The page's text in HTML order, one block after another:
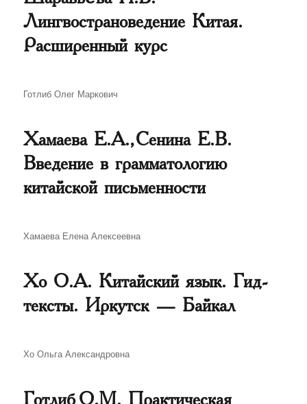
Лингвострановедение Китая.
Расширенный курс
Автор
Готлиб Олег Маркович
Хамаева Е.А., Сенина Е.В.
Введение в грамматологию
китайской письменности
Автор
Хамаева Елена Алексеевна
Хо О.А. Китайский язык. Гид-
тексты. Иркутск — Байкал
Автор
Хо Ольга Александровна
Готлиб О.М. Практическая